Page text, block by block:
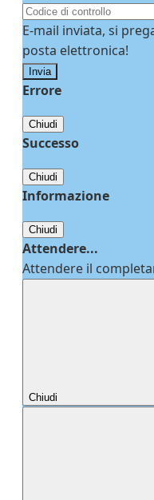
E-mail inviata, si
posta elettronica!
Errore
Chiudi
Successo
Chiudi
Informazione
Chiudi
Attendere...
Attendere il
Chiudi